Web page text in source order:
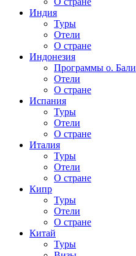
Индия
Туры
Отели
О стране
Индонезия
Программы о. Бали
Отели
О стране
Испания
Туры
Отели
О стране
Италия
Туры
Отели
О стране
Кипр
Туры
Отели
О стране
Китай
Туры